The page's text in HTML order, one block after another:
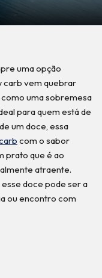
uma opção
carb vem quebrar
uma sobremesa
para quem está de
um doce, essa
com o sabor
prato que é ao
atraente.
doce pode ser a
ou encontro com